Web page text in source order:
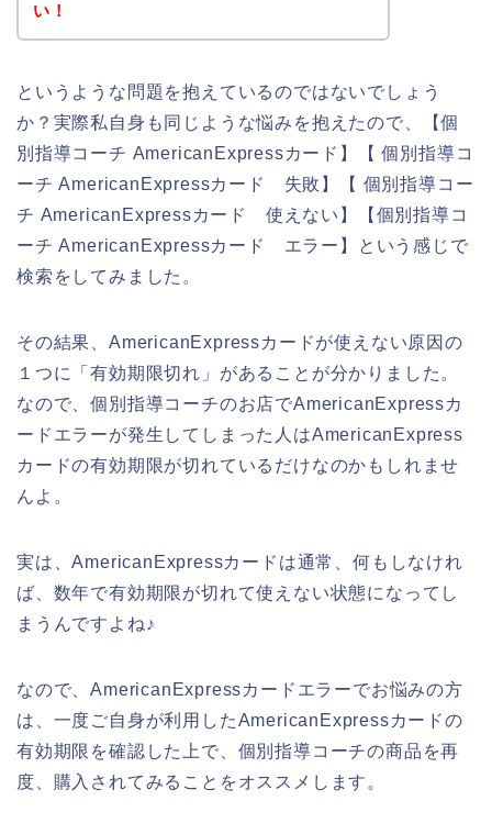
い！
というような問題を抱えているのではないでしょう
か？実際私自身も同じような悩みを抱えたので、【個
別指導コーチ AmericanExpressカード】【 個別指導コ
ーチ AmericanExpressカード 失敗】【 個別指導コー
チ AmericanExpressカード 使えない】【個別指導コ
ーチ AmericanExpressカード エラー】という感じで
検索をしてみました。
その結果、AmericanExpressカードが使えない原因の
１つに「有効期限切れ」があることが分かりました。
なので、個別指導コーチのお店でAmericanExpressカ
ードエラーが発生してしまった人はAmericanExpress
カードの有効期限が切れているだけなのかもしれませ
んよ。
実は、AmericanExpressカードは通常、何もしなけれ
ば、数年で有効期限が切れて使えない状態になってし
まうんですよね♪
なので、AmericanExpressカードエラーでお悩みの方
は、一度ご自身が利用したAmericanExpressカードの
有効期限を確認した上で、個別指導コーチの商品を再
度、購入されてみることをオススメします。